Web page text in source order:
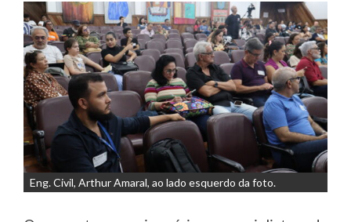
Eng. Civil, Arthur Amaral, ao lado esquerdo da foto.